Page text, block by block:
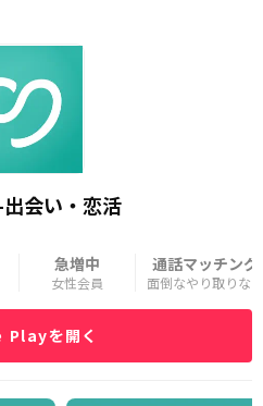
会い・恋活
急増中
女性会員
通話マッチング
面倒なやり取りなし
を開く